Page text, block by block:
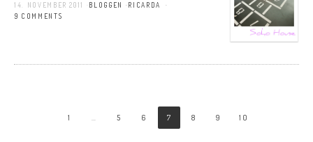
14. NOVEMBER 2011 BLOGGEN
RICARDA
19 COMMENTS
1 … 5 6 7 8 9 10